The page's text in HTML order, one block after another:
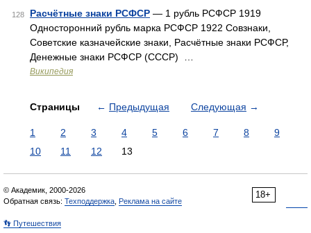
128 Расчётные знаки РСФСР — 1 рубль РСФСР 1919
Односторонний рубль марка РСФСР 1922 Совзнаки,
Советские казначейские знаки, Расчётные знаки РСФСР,
Денежные знаки РСФСР (СССР) …
Википедия
Страницы ← Предыдущая Следующая →
1 2 3 4 5 6 7 8
9
10
11 12 13
18+
© Академик, 2000-2026
Обратная связь: Техподдержка Реклама на сайте
👣 Путешествия